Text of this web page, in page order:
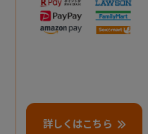
詳しくはこちら